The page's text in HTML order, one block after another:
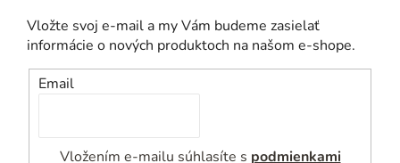
Vložte svoj e-mail a my Vám budeme zasielať
informácie o nových produktoch na našom e-shope.
Email
Vložením e-mailu súhlasíte s podmienkami